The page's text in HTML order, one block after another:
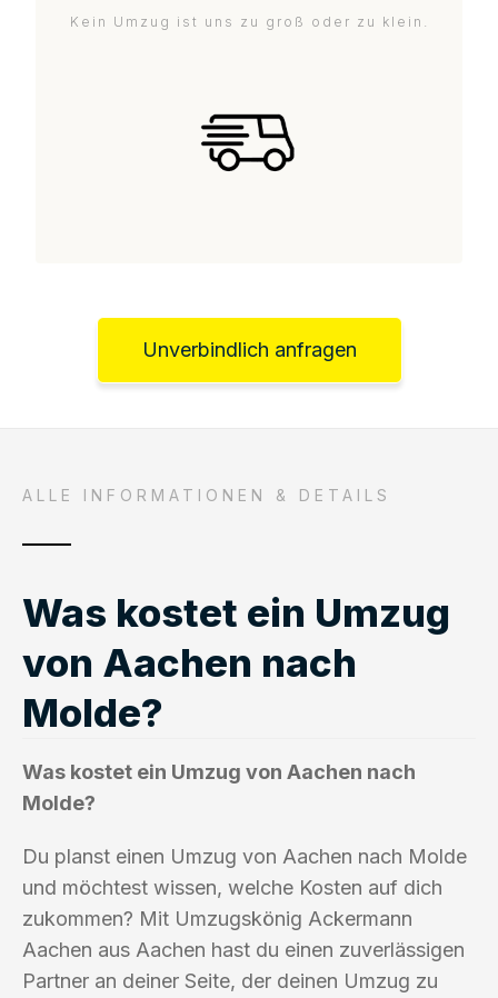
Kein Umzug ist uns zu groß oder zu klein.
Unverbindlich anfragen
ALLE INFORMATIONEN & DETAILS
Was kostet ein Umzug
von Aachen nach
Molde?
Was kostet ein Umzug von Aachen nach
Molde?
Du planst einen Umzug von Aachen nach Molde
und möchtest wissen, welche Kosten auf dich
zukommen? Mit Umzugskönig Ackermann
Aachen aus Aachen hast du einen zuverlässigen
Partner an deiner Seite, der deinen Umzug zu